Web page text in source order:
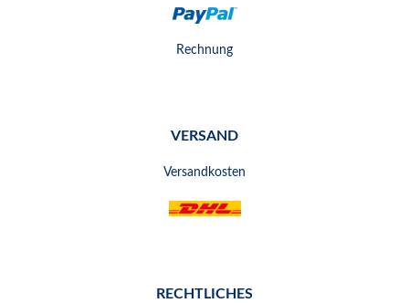
Rechnung
VERSAND
Versandkosten
RECHTLICHES